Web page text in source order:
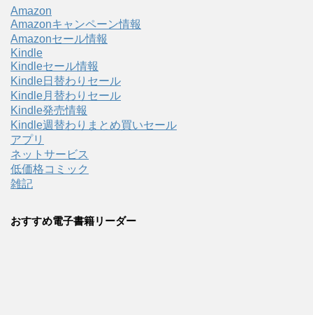
Amazon
Amazonキャンペーン情報
Amazonセール情報
Kindle
Kindleセール情報
Kindle日替わりセール
Kindle月替わりセール
Kindle発売情報
Kindle週替わりまとめ買いセール
アプリ
ネットサービス
低価格コミック
雑記
おすすめ電子書籍リーダー